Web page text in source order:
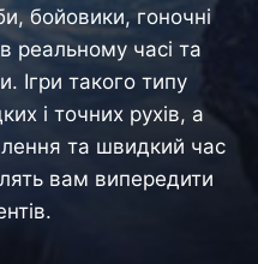
бойовики, гоночні
реальному часі та
Ігри такого типу
і точних рухів, а
та швидкий час
вам випередити